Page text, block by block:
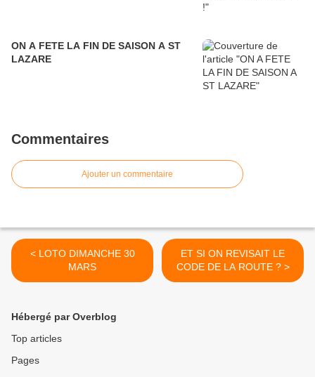
ON A FETE LA FIN DE SAISON A ST
LAZARE
Commentaires
Ajouter un commentaire
< LOTO DIMANCHE 30
MARS
ET SI ON REVISAIT LE
CODE DE LA ROUTE ? >
Hébergé par Overblog
Top articles
Pages